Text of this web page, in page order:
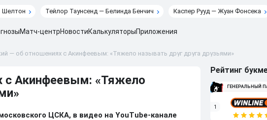
Шелтон Тейлор Таунсенд — Белинда Бенчич Каспер Рууд — Жуан Фонсека
Матч-центрНовостиКалькуляторыПриложения
— об отношениях с Акинфеевым: «Тяжело называть друг друга друзьями»
с Акинфеевым: «Тяжело
ЦСКА, в видео на YouTube-канале
Рейтинг
ГЕНЕРАЛЬНЫЙ
1